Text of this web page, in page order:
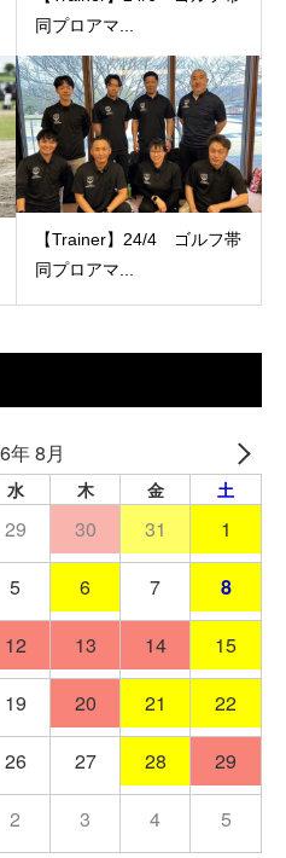
同プロアマ...
【Trainer】24/4 ゴルフ帯
同プロアマ...
年 8月
水 木 金 土
29 30 31 1
5 6 7 8
12 13 14 15
19 20 21 22
26 27 28 29
2 3 4 5